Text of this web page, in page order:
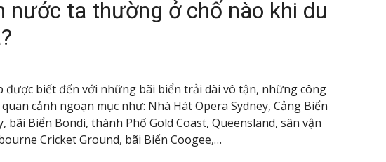
nước ta thường ở chố nào khi du
được biết đến với những bãi biển trải dài vô tận, những công
cảnh ngoạn mục như: Nhà Hát Opera Sydney, Cảng Biển
bãi Biển Bondi, thành Phố Gold Coast, Queensland, sân vận
Cricket Ground, bãi Biển Coogee,…